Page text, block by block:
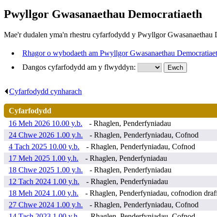
Pwyllgor Gwasanaethau Democratiaeth
Mae'r dudalen yma'n rhestru cyfarfodydd y Pwyllgor Gwasanaethau
Rhagor o wybodaeth am Pwyllgor Gwasanaethau
Dangos cyfarfodydd am y flwyddyn:
Cyfarfodydd cynharach
Cyfarfodydd
16 Meh 2026 10.00 y.b.
- Rhaglen, Penderfyniadau
24 Chwe 2026 1.00 y.h.
- Rhaglen, Penderfyniadau, Cofnod
4 Tach 2025 10.00 y.b.
- Rhaglen, Penderfyniadau, Cofnod
17 Meh 2025 1.00 y.h.
- Rhaglen, Penderfyniadau
18 Chwe 2025 1.00 y.h.
- Rhaglen, Penderfyniadau
12 Tach 2024 1.00 y.h.
- Rhaglen, Penderfyniadau
18 Meh 2024 1.00 y.h.
- Rhaglen, Penderfyniadau, cofnodion
27 Chwe 2024 1.00 y.h.
- Rhaglen, Penderfyniadau, Cofnod